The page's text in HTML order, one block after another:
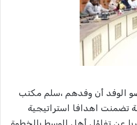
الوفد أن وفدهم ،سلم مكتب
تضمنت اهدافا استراتيجية